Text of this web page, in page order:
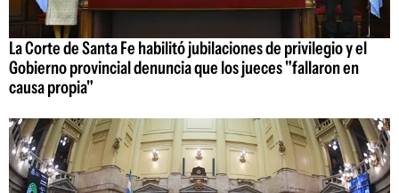
La Corte de Santa Fe habilitó jubilaciones de privilegio y el
Gobierno provincial denuncia que los jueces "fallaron en
causa propia"